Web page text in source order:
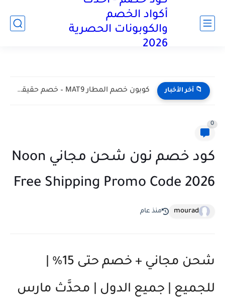
أكواد الخصم
والكوبونات الحصرية
2026
📁 آخر الأخبار كود خصم تيد بيكر 2026 يوفر لك حتي 50% علي...
0
كود خصم نون شحن مجاني Noon
Free Shipping Promo Code 2026
mourad منذ عام
شحن مجاني + خصم حتى 15% |
للجميع | جميع الدول | محدَّث مارس